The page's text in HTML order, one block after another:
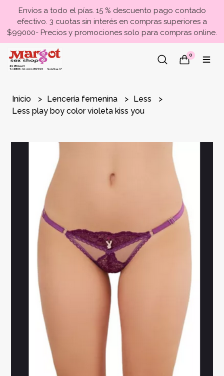
Envíos a todo el pías. 15 % descuento pago contado
efectivo. 3 cuotas sin interés en compras superiores a
$99000- Precios y promociones solo para compras online.
0
Inicio Lencería femenina
Less
Less play boy color violeta kiss you